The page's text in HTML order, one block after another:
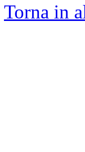
Torna in